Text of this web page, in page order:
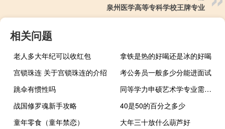
泉州医学高等专科学校王牌专业
相关问题
老人多大年纪可以收红包
拿铁是热的好喝还是冰的好喝
宫锁珠连 关于宫锁珠连的介绍
考公务员一般多少分能进面试
跳伞有惯性吗
同等学力申硕艺术学专业需要考学科综合吗
战国修罗魂新手攻略
40是50的百分之多少
童年零食（童年禁恋）
大年三十放什么葫芦好